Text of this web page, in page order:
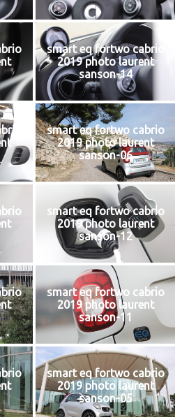
smart eq fortwo cabrio
2019 photo laurent
sanson-14
smart eq fortwo cabrio
2019 photo laurent
sanson-06
smart eq fortwo cabrio
2019 photo laurent
sanson-12
smart eq fortwo cabrio
2019 photo laurent
sanson-11
smart eq fortwo cabrio
2019 photo laurent
sanson-05